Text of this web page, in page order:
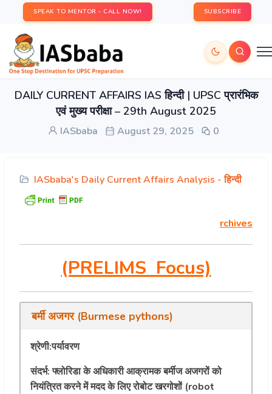
SPEAK TO MENTOR - CALL NOW! SUBSCRIBE
DAILY CURRENT AFFAIRS IAS हिन्दी | UPSC प्रारंभिक
एवं मुख्य परीक्षा – 29th August 2025
IASbaba August 29, 2025 0
IASbaba's Daily Current Affairs Analysis - हिन्दी
rchives
(PRELIMS Focus)
बर्मी अजगर (Burmese pythons)
श्रेणी:पर्यावरण
संदर्भ: फ्लोरिडा के अधिकारी आक्रामक बर्मीज अजगरों को
नियंत्रित करने में मदद के लिए रोबोट खरगोशों (robot